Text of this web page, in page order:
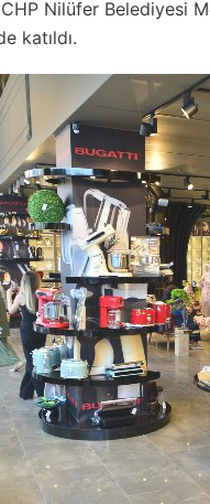
Nilüfer Belediyesi
katıldı.